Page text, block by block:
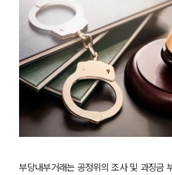
부당내부거래는 공정위의 조사 및 과징금